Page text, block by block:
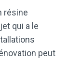
résine
qui a le
peut